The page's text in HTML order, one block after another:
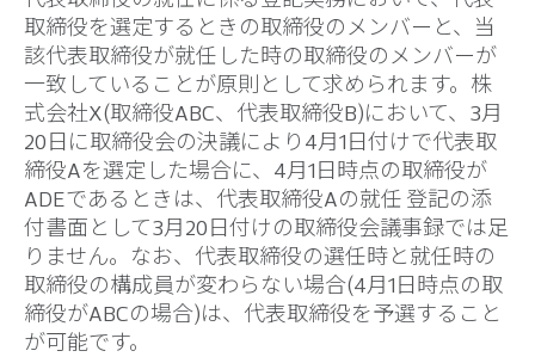
取締役を選定するときの取締役のメンバーと、当
該代表取締役が就任した時の取締役のメンバーが
一致していることが原則として求められます。株
式会社X(取締役ABC、代表取締役B)において、3月
20日に取締役会の決議により4月1日付けで代表取
締役Aを選定した場合に、4月1日時点の取締役が
ADEであるときは、代表取締役Aの就任 登記の添
付書面として3月20日付けの取締役会議事録では足
りません。なお、代表取締役の選任時と就任時の
取締役の構成員が変わらない場合(4月1日時点の取
締役がABCの場合)は、代表取締役を予選すること
が可能です。